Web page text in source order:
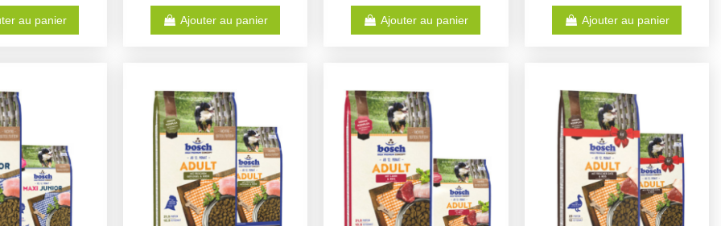
au panier Ajouter au panier Ajouter au panier Ajouter au panier